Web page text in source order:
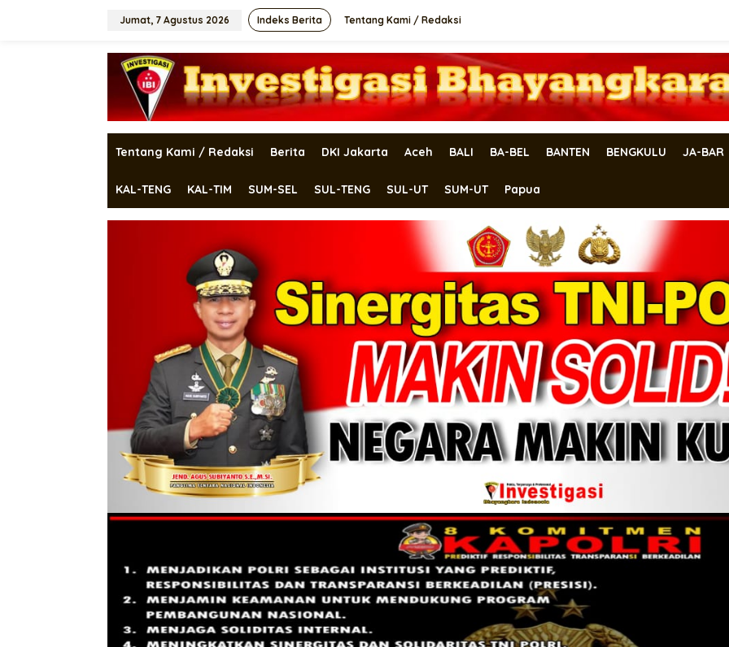
Jumat, 7 Agustus 2026 Indeks Berita Tentang Kami / Redaksi
Tentang Kami / Redaksi Berita DKI Jakarta Aceh BALI BA-BEL BANTEN BENGKULU JA-BAR
KAL-TENG KAL-TIM SUM-SEL SUL-TENG SUL-UT SUM-UT Papua